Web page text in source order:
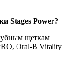
Stages Power?
щеткам
Oral-B Vitality